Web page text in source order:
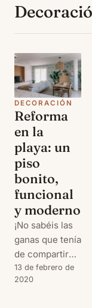
DECORACIÓN
Reforma
en la
playa: un
piso
bonito,
funcional
y moderno
¡No sabéis las
ganas que tenía
de compartir
este post con
vosotros! El
13 de febrero de
2020